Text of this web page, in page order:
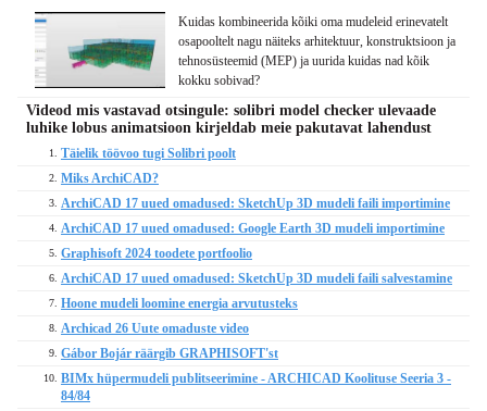
Kuidas kombineerida kõiki oma mudeleid erinevatelt
osapooltelt nagu näiteks arhitektuur, konstruktsioon ja
tehnosüsteemid (MEP) ja uurida kuidas nad kõik
kokku sobivad?
Videod mis vastavad otsingule: solibri model checker ulevaade
luhike lobus animatsioon kirjeldab meie pakutavat lahendust
1. Täielik töövoo tugi Solibri poolt
2. Miks ArchiCAD?
3. ArchiCAD 17 uued omadused: SketchUp 3D mudeli faili importimine
4. ArchiCAD 17 uued omadused: Google Earth 3D mudeli importimine
5. Graphisoft 2024 toodete portfoolio
6. ArchiCAD 17 uued omadused: SketchUp 3D mudeli faili salvestamine
7. Hoone mudeli loomine energia arvutusteks
8. Archicad 26 Uute omaduste video
9. Gábor Bojár räärgib GRAPHISOFT'st
10. BIMx hüpermudeli publitseerimine - ARCHICAD Koolituse Seeria 3 -
84/84